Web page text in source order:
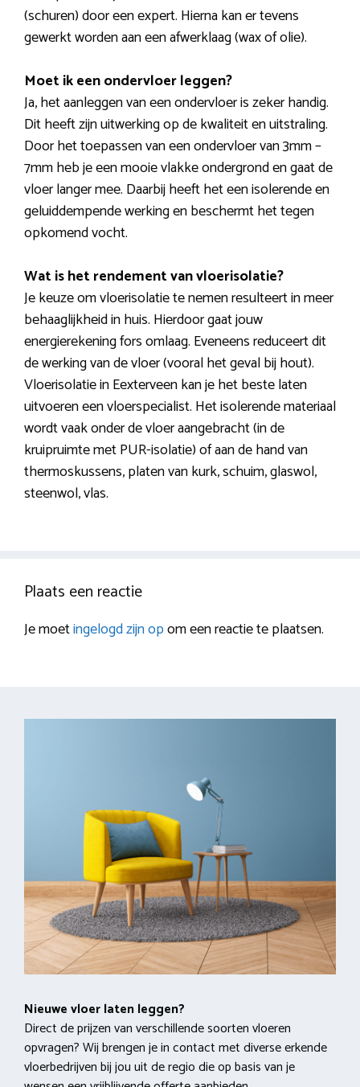
(schuren) door een expert. Hierna kan er tevens
gewerkt worden aan een afwerklaag (wax of olie).
Moet ik een ondervloer leggen?
Ja, het aanleggen van een ondervloer is zeker handig.
Dit heeft zijn uitwerking op de kwaliteit en uitstraling.
Door het toepassen van een ondervloer van 3mm –
7mm heb je een mooie vlakke ondergrond en gaat de
vloer langer mee. Daarbij heeft het een isolerende en
geluiddempende werking en beschermt het tegen
opkomend vocht.
Wat is het rendement van vloerisolatie?
Je keuze om vloerisolatie te nemen resulteert in meer
behaaglijkheid in huis. Hierdoor gaat jouw
energierekening fors omlaag. Eveneens reduceert dit
de werking van de vloer (vooral het geval bij hout).
Vloerisolatie in Eexterveen kan je het beste laten
uitvoeren een vloerspecialist. Het isolerende materiaal
wordt vaak onder de vloer aangebracht (in de
kruipruimte met PUR-isolatie) of aan de hand van
thermoskussens, platen van kurk, schuim, glaswol,
steenwol, vlas.
Plaats een reactie
Je moetingelogd zijn opom een reactie te plaatsen.
Nieuwe vloer laten leggen?
Direct de prijzen van verschillende soorten vloeren
opvragen? Wij brengen je in contact met diverse erkende
vloerbedrijven bij jou uit de regio die op basis van je